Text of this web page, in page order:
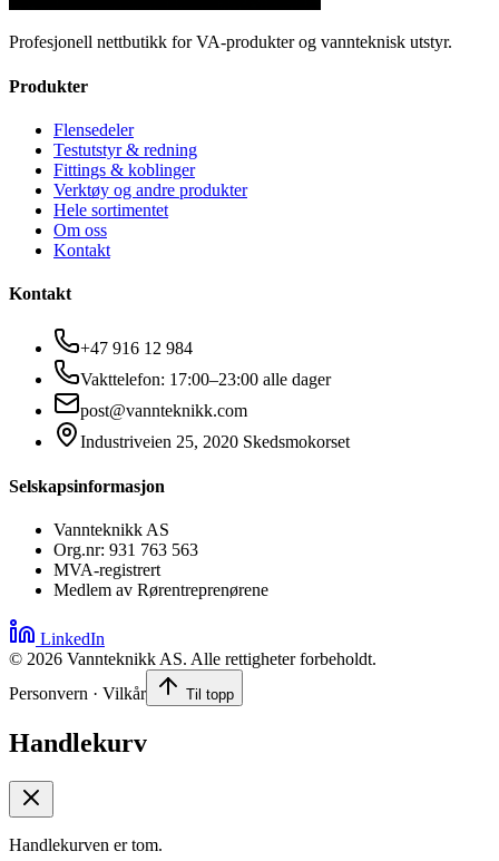
Profesjonell nettbutikk for VA-produkter og vannteknisk utstyr.
Produkter
Flensedeler
Testutstyr & redning
Fittings & koblinger
Verktøy og andre produkter
Hele sortimentet
Om oss
Kontakt
Kontakt
+47 916 12 984
Vakttelefon: 17:00–23:00 alle dager
post@vannteknikk.com
Industriveien 25, 2020 Skedsmokorset
Selskapsinformasjon
Vannteknikk AS
Org.nr: 931 763 563
MVA-registrert
Medlem av Rørentreprenørene
LinkedIn
© 2026 Vannteknikk AS. Alle rettigheter forbeholdt.
Personvern · Vilkår
Til topp
Handlekurv
Handlekurven er tom.